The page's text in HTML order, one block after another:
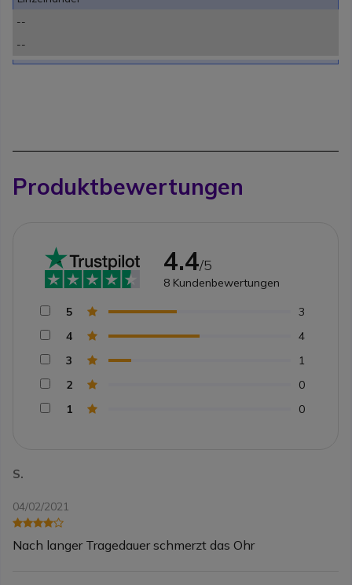
--
--
Produktbewertungen
S.
04/02/2021
Nach langer Tragedauer schmerzt das Ohr
4.4/5
8 Kundenbewertungen
5
3
4
4
3
1
2
0
1
0